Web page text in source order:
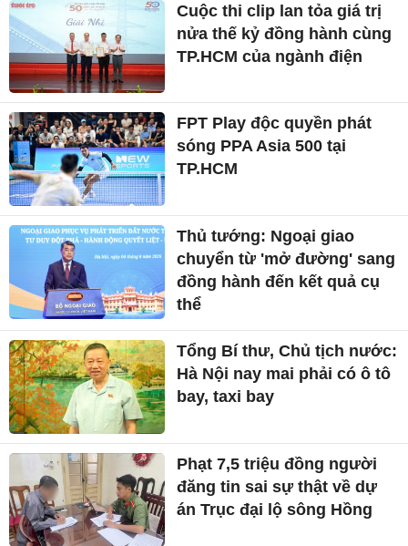
Cuộc thi clip lan tỏa giá trị
nửa thế kỷ đồng hành cùng
TP.HCM của ngành điện
FPT Play độc quyền phát
sóng PPA Asia 500 tại
TP.HCM
Thủ tướng: Ngoại giao
chuyển từ 'mở đường' sang
đồng hành đến kết quả cụ
thể
Tổng Bí thư, Chủ tịch nước:
Hà Nội nay mai phải có ô tô
bay, taxi bay
Phạt 7,5 triệu đồng người
đăng tin sai sự thật về dự
án Trục đại lộ sông Hồng